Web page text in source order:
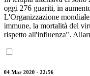
oggi 276 guariti, in
L'Organizzazione
immune, la mortalità del
rispetto all'influenza".
04 Mar 2020 - 22:56